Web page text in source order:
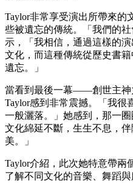
Taylor非常享受演出所帶來的
些被遺忘的傳統。「我們的
示，「我相信，通過這樣的
文化，而這種傳統從歷史書
遺忘。」
當看到最後一幕——創世主神
Taylor感到非常震撼。「我很
一般灑落。」她感到，那一
文化綿延不斷，生生不息，
美。」
Taylor介紹，此次她特意帶兩
了解不同文化的音樂、舞蹈與